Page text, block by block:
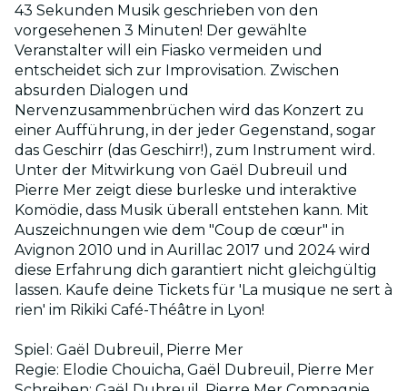
43 Sekunden Musik geschrieben von den
vorgesehenen 3 Minuten! Der gewählte
Veranstalter will ein Fiasko vermeiden und
entscheidet sich zur Improvisation. Zwischen
absurden Dialogen und
Nervenzusammenbrüchen wird das Konzert zu
einer Aufführung, in der jeder Gegenstand, sogar
das Geschirr (das Geschirr!), zum Instrument wird.
Unter der Mitwirkung von Gaël Dubreuil und
Pierre Mer zeigt diese burleske und interaktive
Komödie, dass Musik überall entstehen kann. Mit
Auszeichnungen wie dem "Coup de cœur" in
Avignon 2010 und in Aurillac 2017 und 2024 wird
diese Erfahrung dich garantiert nicht gleichgültig
lassen. Kaufe deine Tickets für 'La musique ne sert à
rien' im Rikiki Café-Théâtre in Lyon!
Spiel: Gaël Dubreuil, Pierre Mer
Regie: Elodie Chouicha, Gaël Dubreuil, Pierre Mer